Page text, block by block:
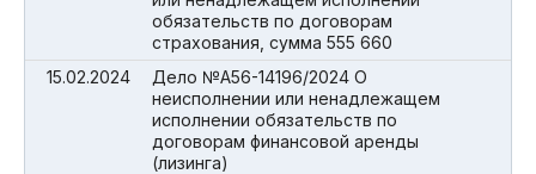
обязательств по договорам
страхования, сумма 555 660
15.02.2024
Дело №А56-14196/2024 О
неисполнении или ненадлежащем
исполнении обязательств по
договорам финансовой аренды
(лизинга)